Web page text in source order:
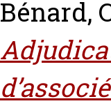
Bénard,